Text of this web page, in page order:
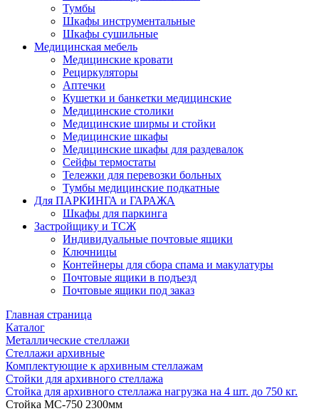
Тумбы
Шкафы инструментальные
Шкафы сушильные
Медицинская мебель
Медицинские кровати
Рециркуляторы
Аптечки
Кушетки и банкетки медицинские
Медицинские столики
Медицинские ширмы и стойки
Медицинские шкафы
Медицинские шкафы для раздевалок
Сейфы термостаты
Тележки для перевозки больных
Тумбы медицинские подкатные
Для ПАРКИНГА и ГАРАЖА
Шкафы для паркинга
Застройщику и ТСЖ
Индивидуальные почтовые ящики
Ключницы
Контейнеры для сбора спама и макулатуры
Почтовые ящики в подъезд
Почтовые ящики под заказ
Главная страница
Каталог
Металлические стеллажи
Стеллажи архивные
Комплектующие к архивным стеллажам
Стойки для архивного стеллажа
Стойка для архивного стеллажа нагрузка на 4 шт. до 750 кг.
Стойка МС-750 2300мм